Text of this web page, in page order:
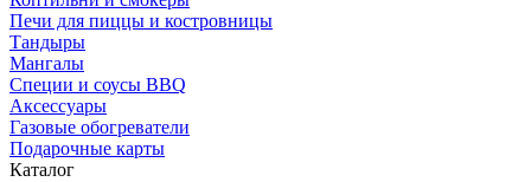
Печи для пиццы и костровницы
Тандыры
Мангалы
Специи и соусы BBQ
Аксессуары
Газовые обогреватели
Подарочные карты
Каталог